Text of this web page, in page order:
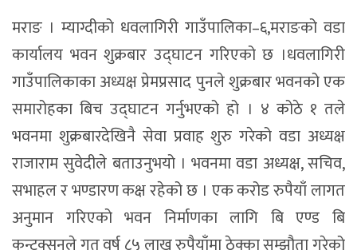
मराङ । म्याग्दीको धवलागिरी गाउँपालिका–६,मराङको वडा
कार्यालय भवन शुक्रबार उद्घाटन गरिएको छ ।धवलागिरी
गाउँपालिकाका अध्यक्ष प्रेमप्रसाद पुनले शुक्रबार भवनको एक
समारोहका बिच उद्घाटन गर्नुभएको हो । ४ कोठे १ तले
भवनमा शुक्रबारदेखिनै सेवा प्रवाह शुरु गरेको वडा अध्यक्ष
राजाराम सुवेदीले बताउनुभयो । भवनमा वडा अध्यक्ष, सचिव,
सभाहल र भण्डारण कक्ष रहेको छ । एक करोड रुपैयाँ लागत
अनुमान गरिएको भवन निर्माणका लागि बि एण्ड बि